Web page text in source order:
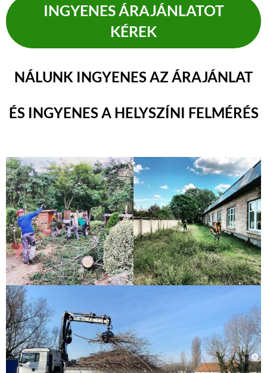
INGYENES ÁRAJÁNLATOT
KÉREK
NÁLUNK INGYENES AZ ÁRAJÁNLAT
ÉS INGYENES A HELYSZÍNI FELMÉRÉS